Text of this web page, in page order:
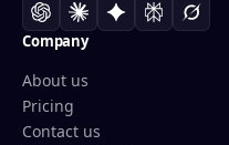
Company
About us
Pricing
Contact us